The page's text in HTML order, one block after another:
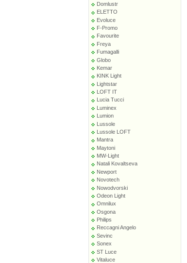
Domlustr
ELETTO
Evoluce
F-Promo
Favourite
Freya
Fumagalli
Globo
Kemar
KINK Light
Lightstar
LOFT IT
Lucia Tucci
Luminex
Lumion
Lussole
Lussole LOFT
Mantra
Maytoni
MW-Light
Natali Kovaltseva
Newport
Novotech
Nowodvorski
Odeon Light
Omnilux
Osgona
Philips
Reccagni Angelo
Sevinc
Sonex
ST Luce
Vitaluce